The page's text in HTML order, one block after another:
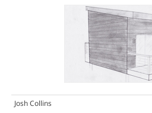
Josh Collins